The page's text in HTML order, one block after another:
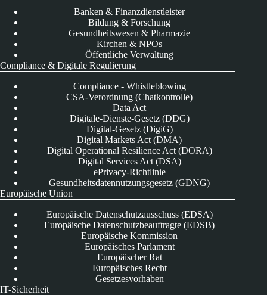
Banken & Finanzdienstleister
Bildung & Forschung
Gesundheitswesen & Pharmazie
Kirchen & NPOs
Öffentliche Verwaltung
Compliance & Digitale Regulierung
Compliance - Whistleblowing
CSA-Verordnung (Chatkontrolle)
Data Act
Digitale-Dienste-Gesetz (DDG)
Digital-Gesetz (DigiG)
Digital Markets Act (DMA)
Digital Operational Resilience Act (DORA)
Digital Services Act (DSA)
ePrivacy-Richtlinie
Gesundheitsdatennutzungsgesetz (GDNG)
Europäische Union
Europäische Datenschutzausschuss (EDSA)
Europäische Datenschutzbeauftragte (EDSB)
Europäische Kommission
Europäisches Parlament
Europäischer Rat
Europäisches Recht
Gesetzesvorhaben
IT-Sicherheit